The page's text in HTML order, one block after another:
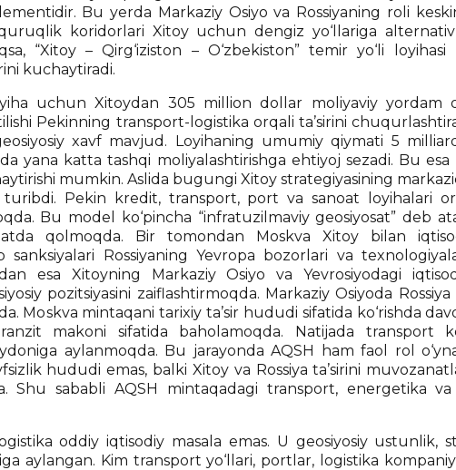
Bu yerda Markaziy Osiyo va Rossiyaning roli
koridorlari Xitoy uchun dengiz yo‘llariga
“Xitoy – Qirg‘iziston – O‘zbekiston” temir yo‘li
kuchaytiradi.
uchun Xitoydan 305 million dollar moliyaviy yordam
Pekinning transport-logistika orqali ta’sirini
xavf mavjud. Loyihaning umumiy qiymati 5
yana katta tashqi moliyalashtirishga ehtiyoj sezadi. Bu
mumkin. Aslida bugungi Xitoy strategiyasining
turibdi. Pekin kredit, transport, port va sanoat loyihalari
Bu model ko‘pincha “infratuzilmaviy geosiyosat” deb
qolmoqda. Bir tomondan Moskva Xitoy bilan
sanksiyalari Rossiyaning Yevropa bozorlari va
esa Xitoyning Markaziy Osiyo va Yevrosiyodagi
pozitsiyasini zaiflashtirmoqda. Markaziy Osiyoda
Moskva mintaqani tarixiy ta’sir hududi sifatida ko‘rishda
makoni sifatida baholamoqda. Natijada transport
aylanmoqda. Bu jarayonda AQSH ham faol rol
hududi emas, balki Xitoy va Rossiya ta’sirini
Shu sababli AQSH mintaqadagi transport, energetika
oddiy iqtisodiy masala emas. U geosiyosiy ustunlik,
aylangan. Kim transport yo‘llari, portlar, logistika